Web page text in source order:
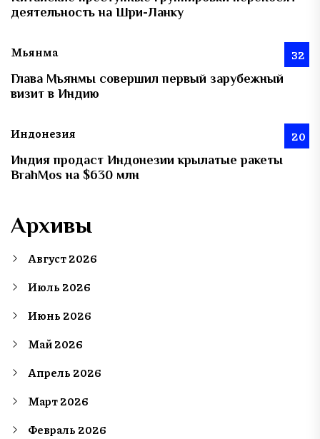
деятельность на Шри-Ланку
Мьянма 32
Глава Мьянмы совершил первый зарубежный
визит в Индию
Индонезия 20
Индия продаст Индонезии крылатые ракеты
BrahMos на $630 млн
Архивы
Август 2026
Июль 2026
Июнь 2026
Май 2026
Апрель 2026
Март 2026
Февраль 2026